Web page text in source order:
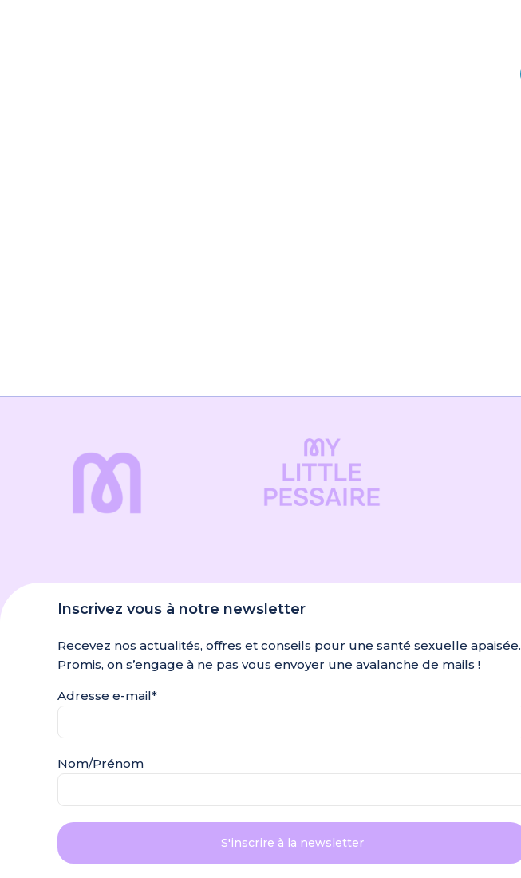
Inscrivez vous à notre newsletter
Recevez nos actualités, offres et conseils pour une santé sexuelle apaisée.
Promis, on s’engage à ne pas vous envoyer une avalanche de mails !
Adresse e-mail*
Nom/Prénom